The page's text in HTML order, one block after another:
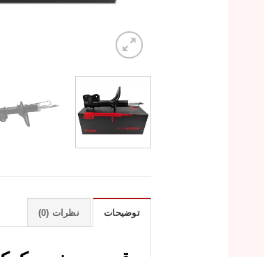
توضیحات نظرات (0)